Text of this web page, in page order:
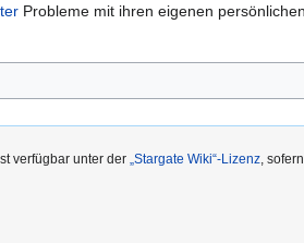
Probleme mit ihren eigenen
verfügbar unter der „Stargate Wiki“-Lizenz,